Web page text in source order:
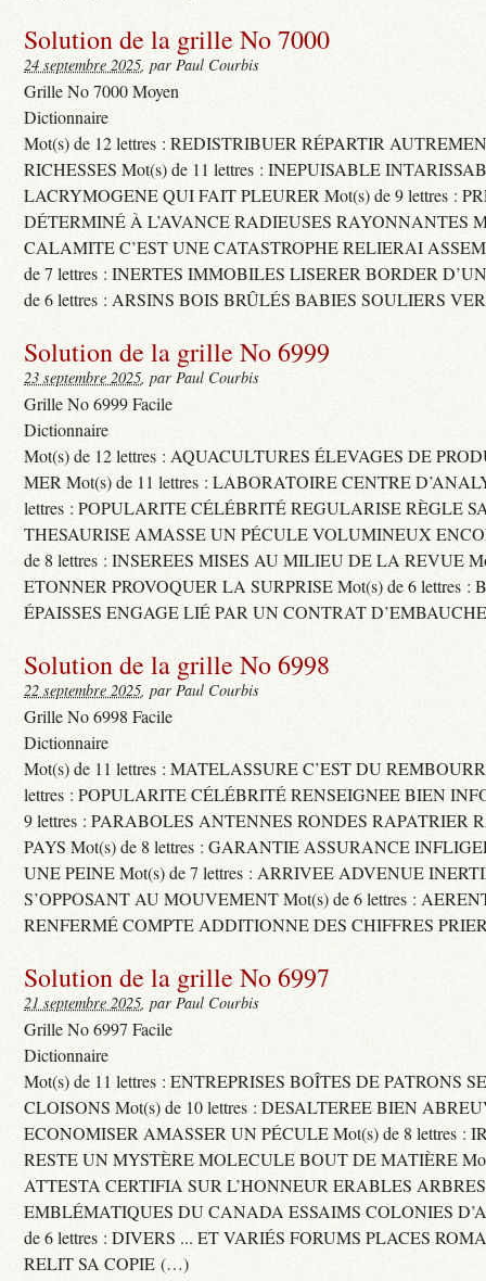
Solution de la grille No 7000
24 septembre 2025, par Paul Courbis
Grille No 7000 Moyen
Dictionnaire
Mot(s) de 12 lettres : REDISTRIBUER RÉPARTIR
RICHESSES Mot(s) de 11 lettres : INEPUISABLE
LACRYMOGENE QUI FAIT PLEURER Mot(s) de 9 lettres :
DÉTERMINÉ À L’AVANCE RADIEUSES RAYONNANTES
CALAMITE C’EST UNE CATASTROPHE RELIERAI
de 7 lettres : INERTES IMMOBILES LISERER BORDER
de 6 lettres : ARSINS BOIS BRÛLÉS BABIES SOULIERS
Solution de la grille No 6999
23 septembre 2025, par Paul Courbis
Grille No 6999 Facile
Dictionnaire
Mot(s) de 12 lettres : AQUACULTURES ÉLEVAGES DE
MER Mot(s) de 11 lettres : LABORATOIRE CENTRE
lettres : POPULARITE CÉLÉBRITÉ REGULARISE RÈGLE
THESAURISE AMASSE UN PÉCULE VOLUMINEUX
de 8 lettres : INSEREES MISES AU MILIEU DE LA REVUE
ETONNER PROVOQUER LA SURPRISE Mot(s) de 6 lettres :
ÉPAISSES ENGAGE LIÉ PAR UN CONTRAT
Solution de la grille No 6998
22 septembre 2025, par Paul Courbis
Grille No 6998 Facile
Dictionnaire
Mot(s) de 11 lettres : MATELASSURE C’EST DU
lettres : POPULARITE CÉLÉBRITÉ RENSEIGNEE BIEN
9 lettres : PARABOLES ANTENNES RONDES RAPATRIER
PAYS Mot(s) de 8 lettres : GARANTIE ASSURANCE
UNE PEINE Mot(s) de 7 lettres : ARRIVEE ADVENUE
S’OPPOSANT AU MOUVEMENT Mot(s) de 6 lettres :
RENFERMÉ COMPTE ADDITIONNE DES CHIFFRES
Solution de la grille No 6997
21 septembre 2025, par Paul Courbis
Grille No 6997 Facile
Dictionnaire
Mot(s) de 11 lettres : ENTREPRISES BOÎTES DE PATRONS
CLOISONS Mot(s) de 10 lettres : DESALTEREE BIEN
ECONOMISER AMASSER UN PÉCULE Mot(s) de 8 lettres :
RESTE UN MYSTÈRE MOLECULE BOUT DE MATIÈRE
ATTESTA CERTIFIA SUR L’HONNEUR ERABLES ARBRES
EMBLÉMATIQUES DU CANADA ESSAIMS COLONIES
de 6 lettres : DIVERS ... ET VARIÉS FORUMS PLACES
RELIT SA COPIE (…)